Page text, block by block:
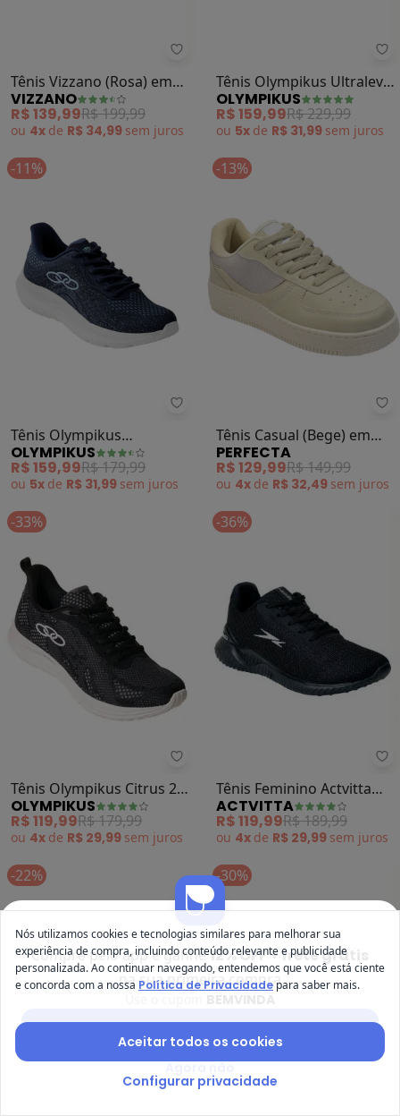
Vizzano - Tênis Vizzano (Rosa)
Tênis Vizzano (Rosa) em
Sintético
VIZZANO
R$ 139,99R$ 199,99
ou 4x de R$ 34,99 sem juros
Tênis Olympikus Ultraleve
156g (Rosa)
OLYMPIKUS
R$ 159,99R$ 229,99
ou 5x de R$ 31,99 sem juros
-11%
Olympikus - Tênis Olympikus
Tênis Olympikus
(Marinho)
OLYMPIKUS
R$ 159,99R$ 179,99
ou 5x de R$ 31,99 sem juros
-13%
Tênis Casual (Bege) em
Sintético
PERFECTA
R$ 129,99R$ 149,99
ou 4x de R$ 32,49 sem juros
-33%
Olympikus - Tênis Olympikus
Tênis Olympikus Citrus 2
(Preto)
OLYMPIKUS
R$ 119,99R$ 179,99
ou 4x de R$ 29,99 sem juros
-36%
Tênis Feminino Actvitta
(Preto) em Tecido
ACTVITTA
R$ 119,99R$ 189,99
ou 4x de R$ 29,99 sem juros
-22% -30%
Compre pelo app e ganhe12% OFF + frete grátis
na sua primeira compra
Nós utilizamos cookies e tecnologias similares para melhorar sua
experiência de compra, incluindo conteúdo relevante e publicidade
personalizada. Ao continuar navegando, entendemos que você está ciente
e concorda com a nossa Política de Privacidade para saber mais.
Aceitar todos os cookies
Configurar privacidade